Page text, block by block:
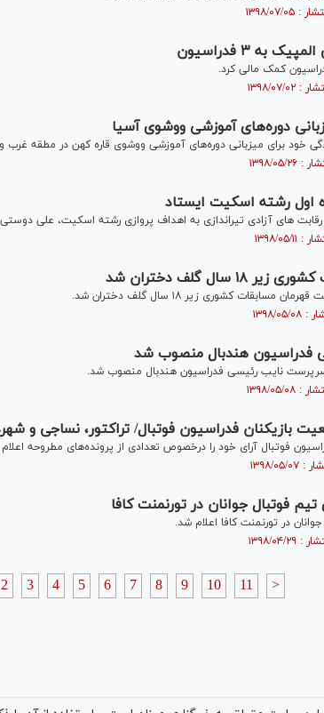
۳ فدراسیون
دوره‌های آموزشی ووشوی آسیا
خود برای میزبانی دوره‌های آموزشی ووشوی قاره کهن در مطقه غرب و
اول رشته اسکیت ایستاد
رقابت های آزادی تیراندازی به اهداف پروازی رشته اسکیت، علی
گلف دختران شد
فدراسیون هندبال منصوب شد
نایب رئیسی فدراسیون هندبال منصوب شد.
بازیکنان فدراسیون فوتبال/ تراکتور، نساجی و
فوتبال آرای خود را درخصوص تعدادی از پرونده‌های مطروحه اعلام
تیم فوتبال جوانان در تورنمنت کافا
در تورنمنت کافا اعلام شد.
2 3 4 5 6 7 8 9 10 11 >